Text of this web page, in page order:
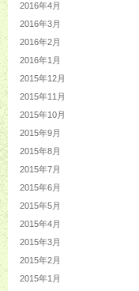
2016年4月
2016年3月
2016年2月
2016年1月
2015年12月
2015年11月
2015年10月
2015年9月
2015年8月
2015年7月
2015年6月
2015年5月
2015年4月
2015年3月
2015年2月
2015年1月